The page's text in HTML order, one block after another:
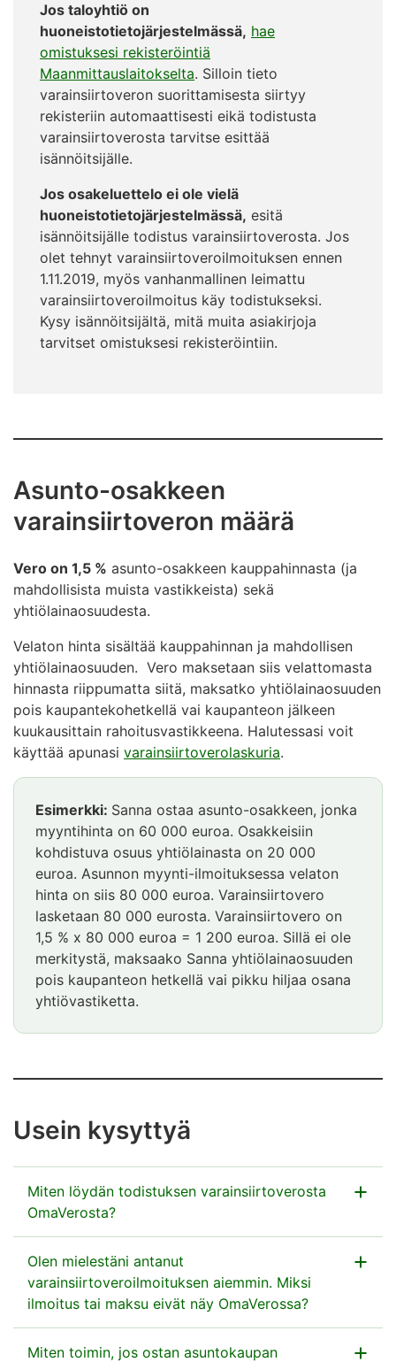
Jos taloyhtiö on
huoneistotietojärjestelmässä, hae
omistuksesi rekisteröintiä
Maanmittauslaitokselta. Silloin tieto
varainsiirtoveron suorittamisesta siirtyy
rekisteriin automaattisesti eikä todistusta
varainsiirtoverosta tarvitse esittää
isännöitsijälle.
Jos osakeluettelo ei ole vielä
huoneistotietojärjestelmässä, esitä
isännöitsijälle todistus varainsiirtoverosta. Jos
olet tehnyt varainsiirtoveroilmoituksen ennen
1.11.2019, myös vanhanmallinen leimattu
varainsiirtoveroilmoitus käy todistukseksi.
Kysy isännöitsijältä, mitä muita asiakirjoja
tarvitset omistuksesi rekisteröintiin.
Asunto-osakkeen
varainsiirtoveron määrä
Vero on 1,5 % asunto-osakkeen kauppahinnasta (ja
mahdollisista muista vastikkeista) sekä
yhtiölainaosuudesta.
Velaton hinta sisältää kauppahinnan ja mahdollisen
yhtiölainaosuuden. Vero maksetaan siis velattomasta
hinnasta riippumatta siitä, maksatko yhtiölainaosuuden
pois kaupantekohetkellä vai kaupanteon jälkeen
kuukausittain rahoitusvastikkeena. Halutessasi voit
käyttää apunasi varainsiirtoverolaskuria.
Esimerkki: Sanna ostaa asunto-osakkeen, jonka
myyntihinta on 60 000 euroa. Osakkeisiin
kohdistuva osuus yhtiölainasta on 20 000
euroa. Asunnon myynti-ilmoituksessa velaton
hinta on siis 80 000 euroa. Varainsiirtovero
lasketaan 80 000 eurosta. Varainsiirtovero on
1,5 % x 80 000 euroa = 1 200 euroa. Sillä ei ole
merkitystä, maksaako Sanna yhtiölainaosuuden
pois kaupanteon hetkellä vai pikku hiljaa osana
yhtiövastiketta.
Usein kysyttyä
Miten löydän todistuksen varainsiirtoverosta
OmaVerosta?
Kun olet ilmoittanut ja maksanut
varainsiirtoveron OmaVerossa, saat yleensä noin 2
arkipäivän kuluessa todistuksen
varainsiirtoverosta OmaVeroon. Saat todistuksen
myös silloin, jos olet ostanut ensiasunnon.
Olen mielestäni antanut
varainsiirtoveroilmoituksen aiemmin. Miksi
ilmoitus tai maksu eivät näy OmaVerossa?
Varainsiirtoverotus siirtyi OmaVeroon 8.11.2019.
Miten toimin, jos ostan asuntokaupan